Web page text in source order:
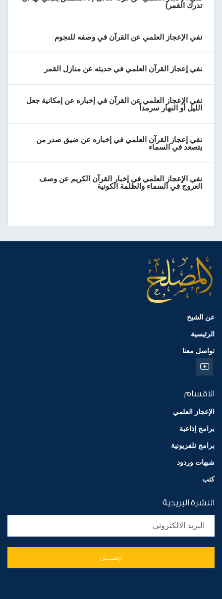
تدرك القمر)
نفي الإعجاز العلمي عن القرآن في وصفه للنجوم
نفي إعجاز القرآن العلمي في حديثه عن منازل القمر
نفي الإعجاز العلمي عن القرآن في إخباره عن إمكانية جعل
الليل أو النهار سرمداً
نفي إعجاز القرآن العلمي في إخباره عن ضيق صدر من
يتصعد في السماء
نفي الإعجاز العلمي في إخبار القرآن الكريم عن وصف
العروج في السماء والظلمة الكونية
عن الشيخ
الرئيسية
تواصل معنا
الاقسام
الإعجاز العلمي
برامج إذاعية
برامج تلفزيونية
شبهات وردود
كتب
النشرة البريدية